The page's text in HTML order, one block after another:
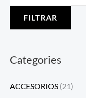
FILTRAR
Categories
ACCESORIOS (21)